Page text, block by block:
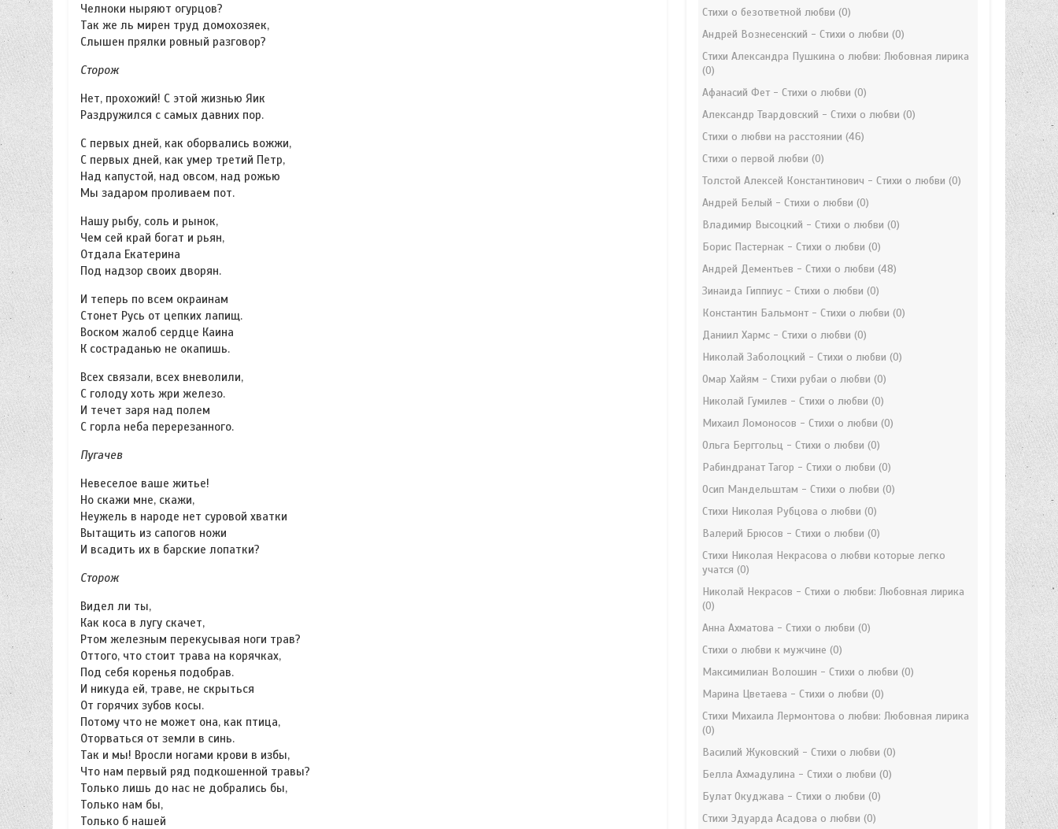
Челноки ныряют огурцов?
Так же ль мирен труд домохозяек,
Слышен прялки ровный разговор?
Сторож
Нет, прохожий! С этой жизнью Яик
Раздружился с самых давних пор.
С первых дней, как оборвались вожжи,
С первых дней, как умер третий Петр,
Над капустой, над овсом, над рожью
Мы задаром проливаем пот.
Нашу рыбу, соль и рынок,
Чем сей край богат и рьян,
Отдала Екатерина
Под надзор своих дворян.
И теперь по всем окраинам
Стонет Русь от цепких лапищ.
Воском жалоб сердце Каина
К состраданью не окапишь.
Всех связали, всех вневолили,
С голоду хоть жри железо.
И течет заря над полем
С горла неба перерезанного.
Пугачев
Невеселое ваше житье!
Но скажи мне, скажи,
Неужель в народе нет суровой хватки
Вытащить из сапогов ножи
И всадить их в барские лопатки?
Сторож
Видел ли ты,
Как коса в лугу скачет,
Ртом железным перекусывая ноги трав?
Оттого, что стоит трава на корячках,
Под себя коренья подобрав.
И никуда ей, траве, не скрыться
От горячих зубов косы.
Потому что не может она, как птица,
Оторваться от земли в синь.
Так и мы! Вросли ногами крови в избы,
Что нам первый ряд подкошенной травы?
Только лишь до нас не добрались бы,
Только нам бы,
Только б нашей
Стихи о безответной любви (0)
Андрей Вознесенский - Стихи о любви (0)
Стихи Александра Пушкина о любви: Любовная лирика
(0)
Афанасий Фет - Стихи о любви (0)
Александр Твардовский - Стихи о любви (0)
Стихи о любви на расстоянии (46)
Стихи о первой любви (0)
Толстой Алексей Константинович - Стихи о любви (0)
Андрей Белый - Стихи о любви (0)
Владимир Высоцкий - Стихи о любви (0)
Борис Пастернак - Стихи о любви (0)
Андрей Дементьев - Стихи о любви (48)
Зинаида Гиппиус - Стихи о любви (0)
Константин Бальмонт - Стихи о любви (0)
Даниил Хармс - Стихи о любви (0)
Николай Заболоцкий - Стихи о любви (0)
Омар Хайям - Стихи рубаи о любви (0)
Николай Гумилев - Стихи о любви (0)
Михаил Ломоносов - Стихи о любви (0)
Ольга Берггольц - Стихи о любви (0)
Рабиндранат Тагор - Стихи о любви (0)
Осип Мандельштам - Стихи о любви (0)
Стихи Николая Рубцова о любви (0)
Валерий Брюсов - Стихи о любви (0)
Стихи Николая Некрасова о любви которые легко
учатся (0)
Николай Некрасов - Стихи о любви: Любовная лирика
(0)
Анна Ахматова - Стихи о любви (0)
Стихи о любви к мужчине (0)
Максимилиан Волошин - Стихи о любви (0)
Марина Цветаева - Стихи о любви (0)
Стихи Михаила Лермонтова о любви: Любовная лирика
(0)
Василий Жуковский - Стихи о любви (0)
Белла Ахмадулина - Стихи о любви (0)
Булат Окуджава - Стихи о любви (0)
Стихи Эдуарда Асадова о любви (0)